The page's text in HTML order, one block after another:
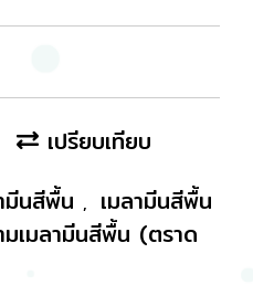
เปรียบเทียบ
นสีพื้น , เมลามีนสีพื้น
มเมลามีนสีพื้น (ตราด